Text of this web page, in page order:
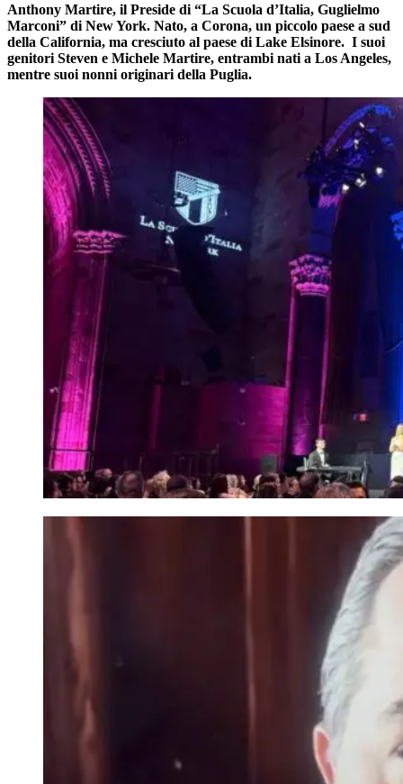
Anthony Martire, il Preside di “La Scuola d’Italia, Guglielmo
Marconi” di New York. Nato, a Corona, un piccolo paese a sud
della California, ma cresciuto al paese di Lake Elsinore. I suoi
genitori Steven e Michele Martire, entrambi nati a Los Angeles,
mentre suoi nonni originari della Puglia.